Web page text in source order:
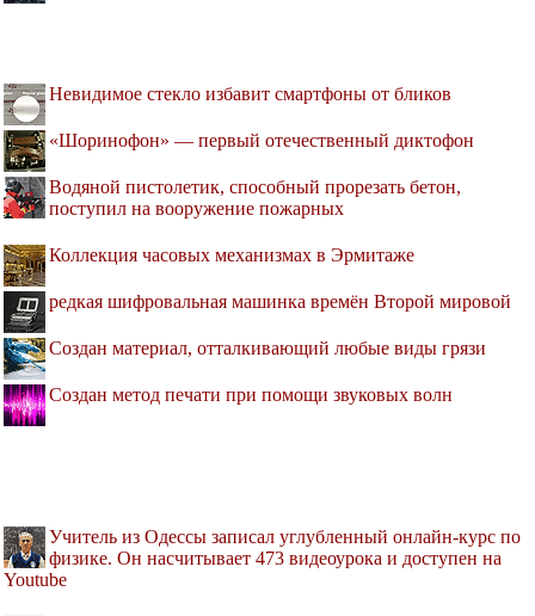
Невидимое стекло избавит смартфоны от бликов
«Шоринофон» — первый отечественный диктофон
Водяной пистолетик, способный прорезать бетон,
поступил на вооружение пожарных
Коллекция часовых механизмах в Эрмитаже
редкая шифровальная машинка времён Второй мировой
Создан материал, отталкивающий любые виды грязи
Создан метод печати при помощи звуковых волн
Учитель из Одессы записал углубленный онлайн-курс по
физике. Он насчитывает 473 видеоурока и доступен на
Youtube